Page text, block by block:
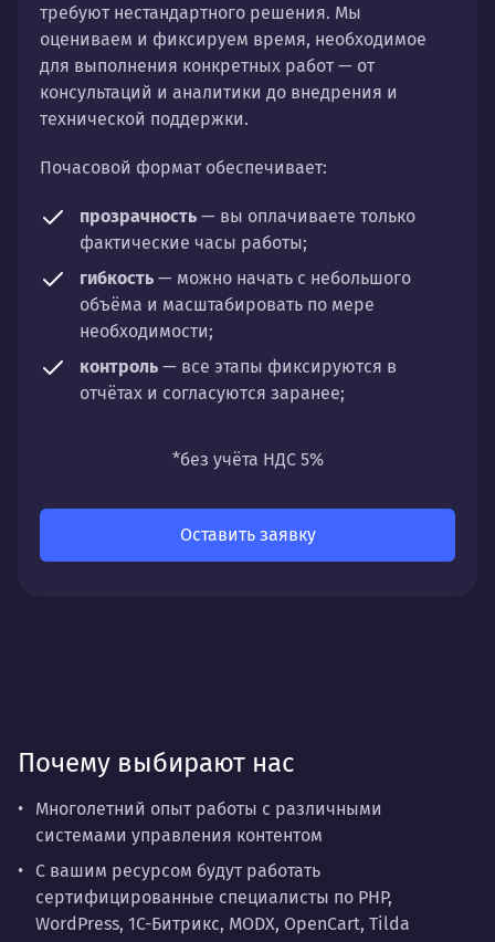
требуют нестандартного решения. Мы
оцениваем и фиксируем время, необходимое
для выполнения конкретных работ — от
консультаций и аналитики до внедрения и
технической поддержки.
Почасовой формат обеспечивает:
прозрачность — вы оплачиваете только
фактические часы работы;
гибкость — можно начать с небольшого
объёма и масштабировать по мере
необходимости;
контроль — все этапы фиксируются в
отчётах и согласуются заранее;
направлений: стратегии, настройки,
*без учёта НДС 5%
Оставить заявку
Почему выбирают нас
Многолетний опыт работы с различными
системами управления контентом
С вашим ресурсом будут работать
сертифицированные специалисты по PHP,
WordPress, 1С-Битрикс, MODX, OpenCart, Tilda